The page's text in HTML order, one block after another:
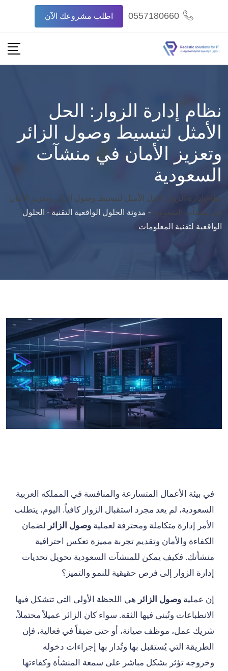
content
0557180660 اطلب مشروعك الآن
نظام إدارة الزوار: الحل
الأمثل لتبسيط وصول الزائر
وتعزيز الأمان في منشآت
السعودية
نظام إدارة الزوار: الحل الأمثل لتبسيط وصول الزائر وتعزيز الأمان
في منشآت السعودية - مدونة الحلول الواقعية التقنية - الحلول
الواقعية لتقنية المعلومات
في بيئة الأعمال المتسارعة والمنافسة في المملكة العربية
السعودية، لم يعد مجرد استقبال الزوار كافياً. اليوم، يتطلب
الأمر إدارة متكاملة ومحترفة لعملية وصول الزائر لضمان
الكفاءة والأمان وتقديم تجربة مميزة تعكس احترافية
منشأتك. فكيف يمكن للمنشآت السعودية تحويل تحديات
إدارة الزوار إلى فرص حقيقية للنمو والتميز؟
إن عملية وصول الزائر هي اللحظة الأولى التي تتشكل فيها
الانطباعات وتُبنى فيها الثقة. سواء كان الزائر عميلاً محتملاً،
شريك عمل، موظف صيانة، أو حتى ضيفاً في فعالية، فإن
الطريقة التي يُستقبل بها وتُدار بها إجراءات دخوله
وخروجه تؤثر بشكل مباشر على سمعة المنشأة وكفاءتها